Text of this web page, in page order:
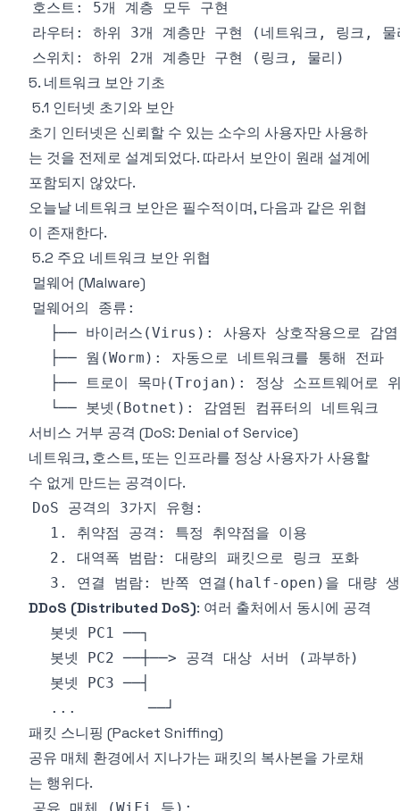
5. 네트워크 보안 기초
5.1 인터넷 초기와 보안
초기 인터넷은 신뢰할 수 있는 소수의 사용자만 사용하
는 것을 전제로 설계되었다. 따라서 보안이 원래 설계에
포함되지 않았다.
오늘날 네트워크 보안은 필수적이며, 다음과 같은 위협
이 존재한다.
5.2 주요 네트워크 보안 위협
멀웨어 (Malware)
서비스 거부 공격 (DoS: Denial of Service)
네트워크, 호스트, 또는 인프라를 정상 사용자가 사용할
수 없게 만드는 공격이다.
DDoS (Distributed DoS): 여러 출처에서 동시에 공격
패킷 스니핑 (Packet Sniffing)
공유 매체 환경에서 지나가는 패킷의 복사본을 가로채
는 행위다.